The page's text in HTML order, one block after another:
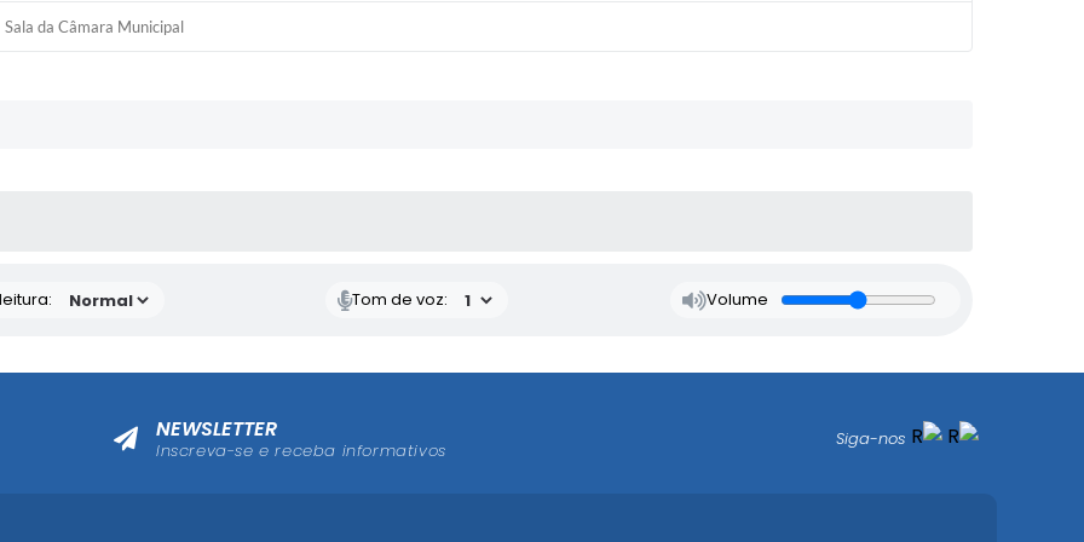
Sala da Câmara Municipal
Tom de voz: Volume
Siga-nos
NEWSLETTER
Inscreva-se e receba informativos